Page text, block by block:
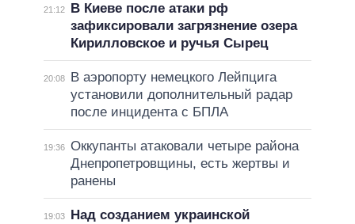
21:12
В Киеве после атаки рф
зафиксировали загрязнение озера
Кирилловское и ручья Сырец
20:08
В аэропорту немецкого Лейпцига
установили дополнительный радар
после инцидента с БПЛА
19:36 Оккупанты атаковали четыре района
Днепропетровщины, есть жертвы и
ранены
19:03
Над созданием украинской